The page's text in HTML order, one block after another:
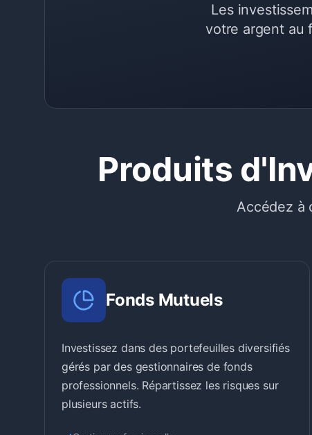
Les
votre argent au
Produits
Accédez à
Fonds Mutuels
Investissez dans des portefeuilles diversifiés
gérés par des gestionnaires de fonds
professionnels. Répartissez les risques sur
plusieurs actifs.